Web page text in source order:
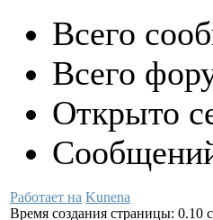
Всего
Всего
Открыто
Работает на Kunena
Время создания страницы: 0.10